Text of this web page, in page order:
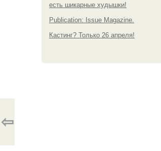
есть шикарные худышки!
Publication: Issue Magazine.
Кастинг? Только 26 апреля!
⇦